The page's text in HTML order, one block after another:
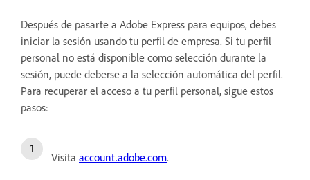
Después de pasarte a Adobe Express para equipos, debes
iniciar la sesión usando tu perfil de empresa. Si tu perfil
personal no está disponible como selección durante la
sesión, puede deberse a la selección automática del perfil.
Para recuperar el acceso a tu perfil personal, sigue estos
pasos:
Visita account.adobe.com.